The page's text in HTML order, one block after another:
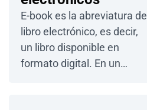
E-book es la abreviatura de
libro electrónico, es decir,
un libro disponible en
formato digital. En un